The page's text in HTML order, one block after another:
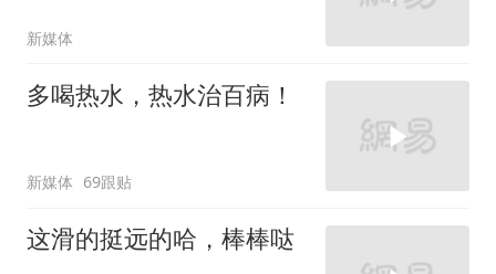
新媒体
多喝热水，热水治百病！
新媒体 69跟贴
这滑的挺远的哈，棒棒哒